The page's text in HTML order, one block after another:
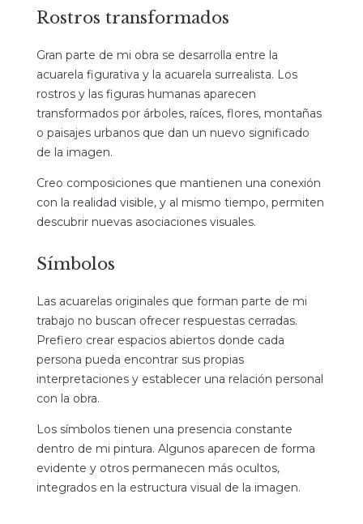
Rostros transformados
Gran parte de mi obra se desarrolla entre la
acuarela figurativa y la acuarela surrealista. Los
rostros y las figuras humanas aparecen
transformados por árboles, raíces, flores, montañas
o paisajes urbanos que dan un nuevo significado
de la imagen.
Creo composiciones que mantienen una conexión
con la realidad visible, y al mismo tiempo, permiten
descubrir nuevas asociaciones visuales.
Símbolos
Las acuarelas originales que forman parte de mi
trabajo no buscan ofrecer respuestas cerradas.
Prefiero crear espacios abiertos donde cada
persona pueda encontrar sus propias
interpretaciones y establecer una relación personal
con la obra.
Los símbolos tienen una presencia constante
dentro de mi pintura. Algunos aparecen de forma
evidente y otros permanecen más ocultos,
integrados en la estructura visual de la imagen.